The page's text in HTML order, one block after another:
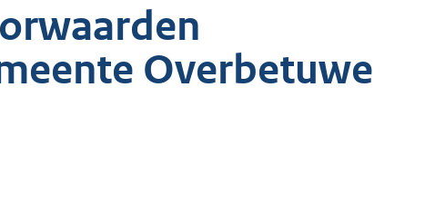
Overbetuwe